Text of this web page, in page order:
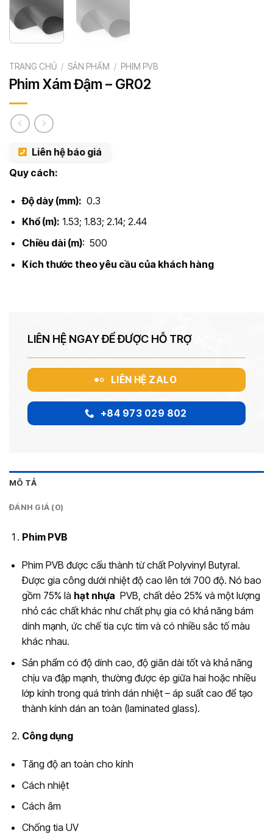
TRANG CHỦ / SẢN PHẨM / PHIM PVB
Phim Xám Đậm – GR02
Liên hệ báo giá
Quy cách:
Độ dày (mm): 0.3
Khổ (m): 1.53; 1.83; 2.14; 2.44
Chiều dài (m): 500
Kích thước theo yêu cầu của khách hàng
LIÊN HỆ NGAY ĐỂ ĐƯỢC HỖ TRỢ
LIÊN HỆ ZALO
+84 973 029 802
MÔ TẢ
ĐÁNH GIÁ (0)
Phim PVB
Phim PVB được cấu thành từ chất Polyvinyl Butyral.
Được gia công dưới nhiệt độ cao lên tới 700 độ. Nó bao
gồm 75% là hạt nhựa PVB, chất dẻo 25% và một lượng
nhỏ các chất khác như chất phụ gia có khả năng bám
dính mạnh, ức chế tia cực tím và có nhiều sắc tố màu
khác nhau.
Sản phẩm có độ dính cao, độ giãn dài tốt và khả năng
chịu va đập mạnh, thường được ép giữa hai hoặc nhiều
lớp kính trong quá trình dán nhiệt – áp suất cao để tạo
thành kính dán an toàn (laminated glass).
Công dụng
Tăng độ an toàn cho kính
Cách nhiệt
Cách âm
Chống tia UV